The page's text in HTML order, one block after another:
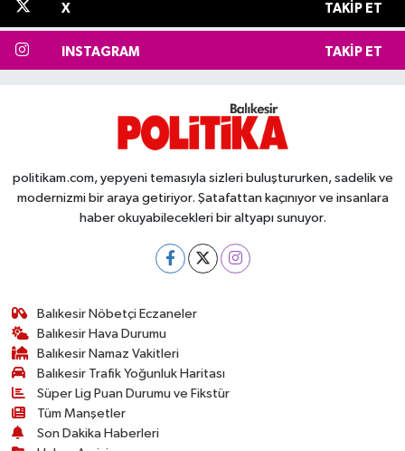
X TAKIP ET
INSTAGRAM TAKIP ET
politikam.com, yepyeni temasıyla sizleri buluştururken, sadelik ve
modernizmi bir araya getiriyor. Şatafattan kaçınıyor ve insanlara
haber okuyabilecekleri bir altyapı sunuyor.
Balıkesir Nöbetçi Eczaneler
Balıkesir Hava Durumu
Balıkesir Namaz Vakitleri
Balıkesir Trafik Yoğunluk Haritası
Süper Lig Puan Durumu ve Fikstür
Tüm Manşetler
Son Dakika Haberleri